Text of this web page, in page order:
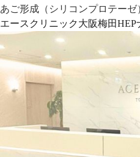
あご形成（シリコンプロテー
エースクリニック大阪梅田HEP